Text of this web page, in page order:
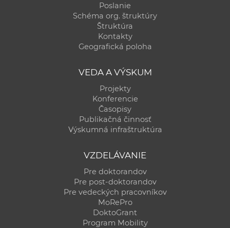
Poslanie
Schéma org. štruktúry
Štruktúra
Kontakty
Geografická poloha
VEDA A VÝSKUM
Projekty
Konferencie
Časopisy
Publikačná činnosť
Výskumná infraštruktúra
VZDELÁVANIE
Pre doktorandov
Pre post-doktorandov
Pre vedeckých pracovníkov
MoRePro
DoktoGrant
Program Mobility